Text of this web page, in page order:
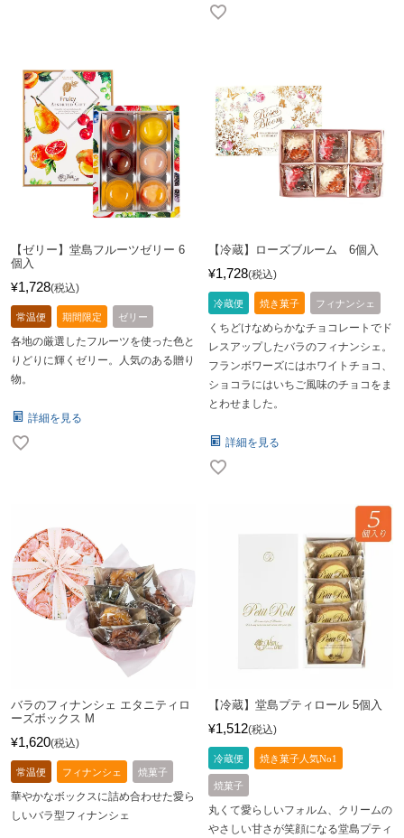
【ゼリー】堂島フルーツゼリー 6
個入
¥1,728 税込
常温便 期間限定 ゼリー
各地の厳選したフルーツを使った色と
りどりに輝くゼリー。人気のある贈り
物。
詳細を見る
【冷蔵】ローズブルーム 6個入
¥1,728 税込
冷蔵便 焼き菓子 フィナンシェ
くちどけなめらかなチョコレートでド
レスアップしたバラのフィナンシェ。
フランボワーズにはホワイトチョコ、
ショコラにはいちご風味のチョコをま
とわせました。
詳細を見る
バラのフィナンシェ エタニティロ
ーズボックス M
¥1,620 税込
常温便 フィナンシェ 焼菓子
華やかなボックスに詰め合わせた愛ら
しいバラ型フィナンシェ
【冷蔵】堂島プティロール 5個入
¥1,512 税込
冷蔵便 焼き菓子人気No1
焼菓子
丸くて愛らしいフォルム、クリームの
やさしい甘さが笑顔になる堂島プティ